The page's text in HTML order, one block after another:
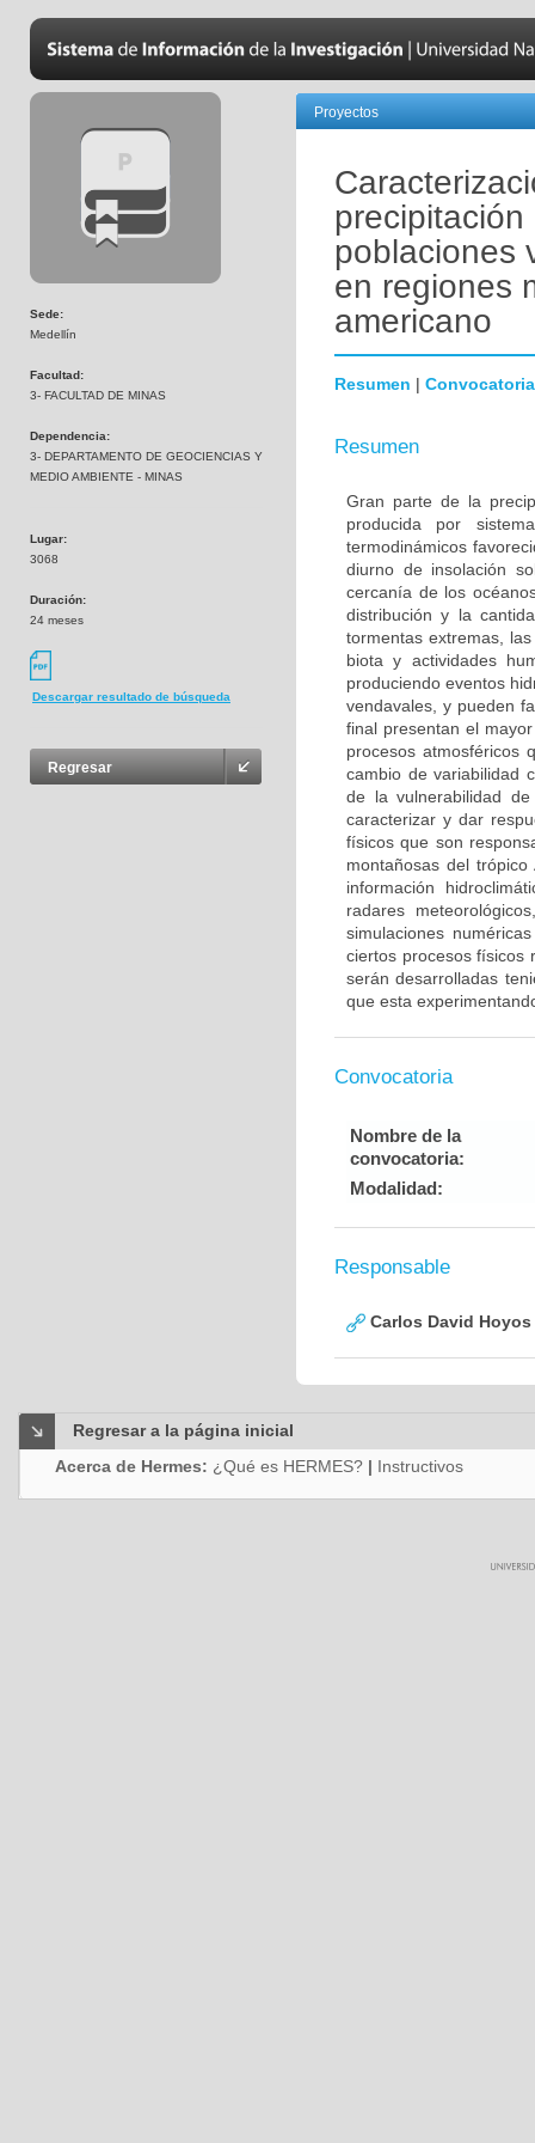
Sede:
Medellín
Facultad:
3- FACULTAD DE MINAS
Dependencia:
3- DEPARTAMENTO DE GEOCIENCIAS Y
MEDIO AMBIENTE - MINAS
Lugar:
3068
Duración:
24 meses
Descargar resultado de búsqueda
Regresar
Proyectos
poblaciones
en regiones
americano
Resumen | Convocatoria
Resumen
Gran parte de la
producida por
termodinámicos
diurno de insolación
cercanía de los
distribución y la
tormentas extremas,
biota y actividades
produciendo eventos
vendavales, y pueden
final presentan el
procesos atmosféricos
cambio de variabilidad
de la vulnerabilidad
caracterizar y dar
físicos que son
montañosas del
información
radares
simulaciones
ciertos procesos físicos
serán desarrolladas
que esta
Convocatoria
Nombre de la
convocatoria:
Modalidad:
Responsable
Carlos David Hoyos
Regresar a la página inicial
Acerca de Hermes: ¿Qué es HERMES? | Instructivos